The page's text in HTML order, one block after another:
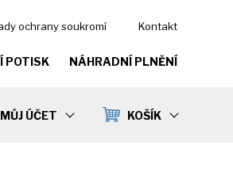
ochrany soukromí Kontakt
POTISK NÁHRADNÍ PLNĚNÍ
KOŠÍK
MŮJ ÚČET